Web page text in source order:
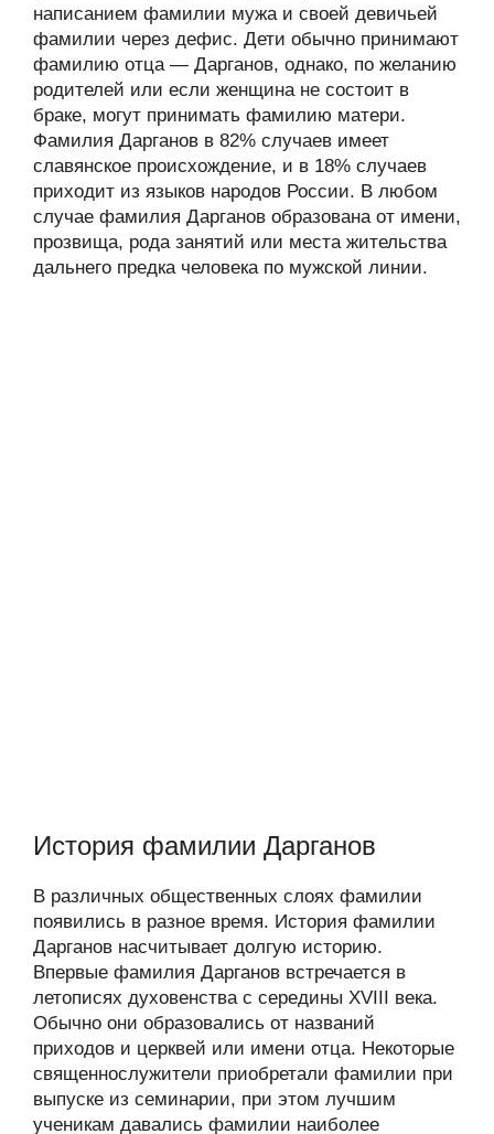
написанием фамилии мужа и своей девичьей
фамилии через дефис. Дети обычно принимают
фамилию отца — Дарганов, однако, по желанию
родителей или если женщина не состоит в
браке, могут принимать фамилию матери.
Фамилия Дарганов в 82% случаев имеет
славянское происхождение, и в 18% случаев
приходит из языков народов России. В любом
случае фамилия Дарганов образована от имени,
прозвища, рода занятий или места жительства
дальнего предка человека по мужской линии.
История фамилии Дарганов
В различных общественных слоях фамилии
появились в разное время. История фамилии
Дарганов насчитывает долгую историю.
Впервые фамилия Дарганов встречается в
летописях духовенства с середины XVIII века.
Обычно они образовались от названий
приходов и церквей или имени отца. Некоторые
священнослужители приобретали фамилии при
выпуске из семинарии, при этом лучшим
ученикам давались фамилии наиболее